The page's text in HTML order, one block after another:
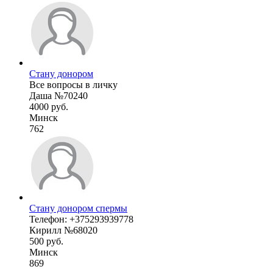
Стану донором
Все вопросы в личку
Даша №70240
4000 руб.
Минск
762
Стану донором спермы
Телефон: +375293939778
Кирилл №68020
500 руб.
Минск
869